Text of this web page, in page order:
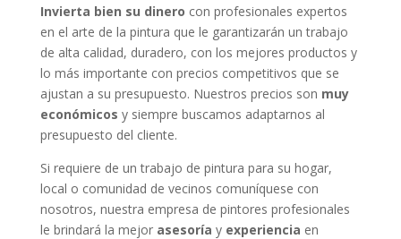
Invierta bien su dinero con profesionales expertos
en el arte de la pintura que le garantizarán un trabajo
de alta calidad, duradero, con los mejores productos y
lo más importante con precios competitivos que se
ajustan a su presupuesto. Nuestros precios son muy
económicos y siempre buscamos adaptarnos al
presupuesto del cliente.
Si requiere de un trabajo de pintura para su hogar,
local o comunidad de vecinos comuníquese con
nosotros, nuestra empresa de pintores profesionales
le brindará la mejor asesoría y experiencia en